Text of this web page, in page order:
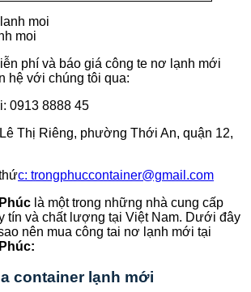
moi
phí và báo giá công te nơ lạnh mới
hệ với chúng tôi qua:
0913 8888 45
Thị Riêng, phường Thới An, quận 12,
c: trongphuccontainer@gmail.com
là một trong những nhà cung cấp
tín và chất lượng tại Việt Nam. Dưới đây
nên mua công tai nơ lạnh mới tại
container lạnh mới